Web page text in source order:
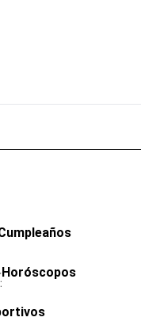
Horóscopos